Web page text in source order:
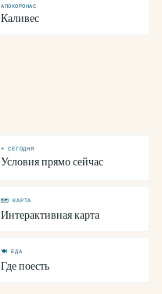
АПОКОРОНАС
Каливес
☀ СЕГОДНЯ
Условия прямо сейчас
🗺 КАРТА
Интерактивная карта
🍽 ЕДА
Где поесть